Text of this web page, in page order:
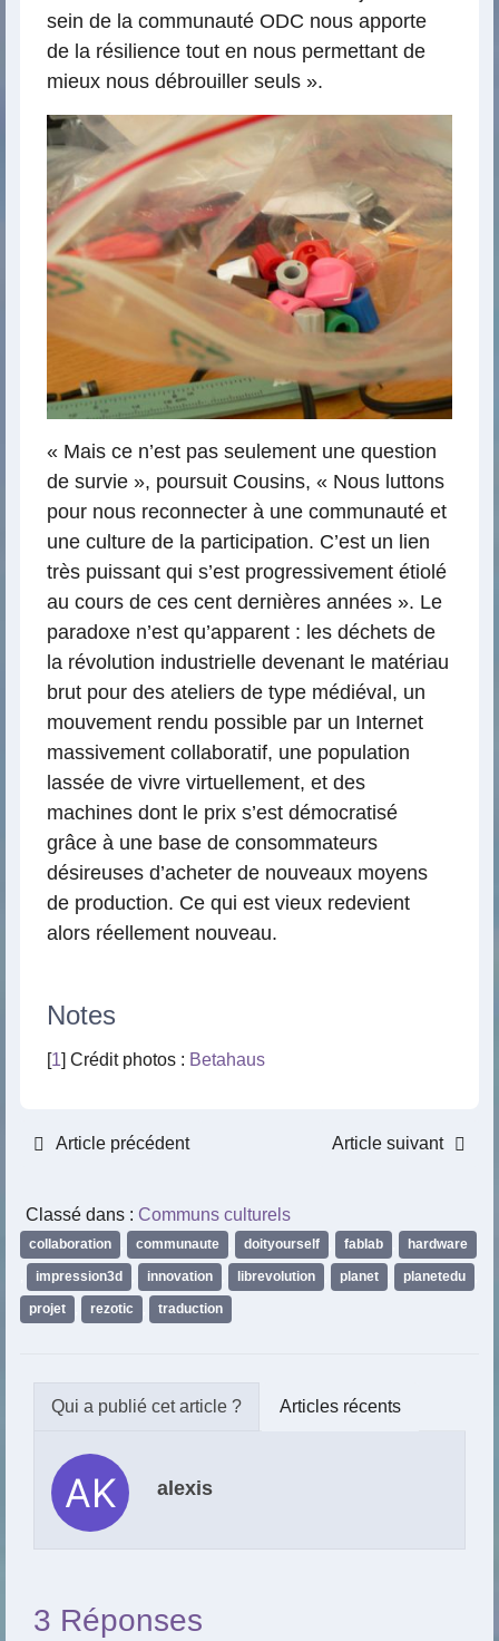
sein de la communauté ODC nous apporte
de la résilience tout en nous permettant de
mieux nous débrouiller seuls ».
« Mais ce n’est pas seulement une question
de survie », poursuit Cousins, « Nous luttons
pour nous reconnecter à une communauté et
une culture de la participation. C’est un lien
très puissant qui s’est progressivement étiolé
au cours de ces cent dernières années ». Le
paradoxe n’est qu’apparent : les déchets de
la révolution industrielle devenant le matériau
brut pour des ateliers de type médiéval, un
mouvement rendu possible par un Internet
massivement collaboratif, une population
lassée de vivre virtuellement, et des
machines dont le prix s’est démocratisé
grâce à une base de consommateurs
désireuses d’acheter de nouveaux moyens
de production. Ce qui est vieux redevient
alors réellement nouveau.
Notes
[1] Crédit photos : Betahaus
Article précédent Article suivant
Classé dans : Communs culturels
collaboration communaute doityourself fablab hardware
impression3d innovation librevolution planet planetedu
projet rezotic traduction
Articles récents
alexis
3 Réponses